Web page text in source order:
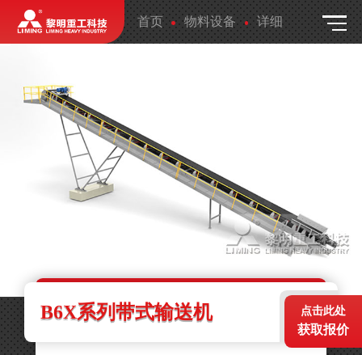
首页 物料设备 详细
B6X系列带式输送机 点击此处
获取报价